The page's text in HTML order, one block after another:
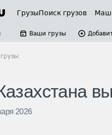
ГрузыПоиск грузов
Ваши грузы
2026